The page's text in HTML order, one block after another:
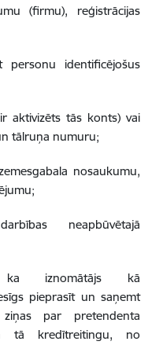
(firmu), reģistrācijas
personu identificējošus
aktivizēts tās konts) vai
tālruņa numuru;
nosaukumu,
neapbūvētajā
ka iznomātājs kā
pieprasīt un saņemt
par pretendenta
tā kredītreitingu, no